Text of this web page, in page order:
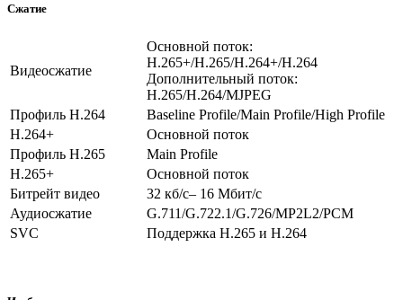
Сжатие
Видеосжатие
Основной поток:
H.265+/H.265/H.264+/H.264
Дополнительный поток:
H.265/H.264/MJPEG
Профиль H.264
Baseline Profile/Main Profile/High Profile
H.264+
Основной поток
Профиль H.265
Main Profile
H.265+
Основной поток
Битрейт видео
32 кб/с– 16 Мбит/с
Аудиосжатие
G.711/G.722.1/G.726/MP2L2/PCM
SVC
Поддержка H.265 и H.264